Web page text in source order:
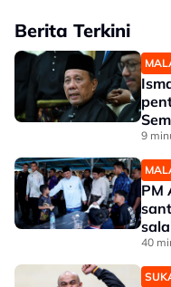
Berita Terkini
9
PM
40